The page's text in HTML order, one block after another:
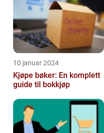
10 januar 2024
Kjøpe bøker: En komplett
guide til bokkjøp